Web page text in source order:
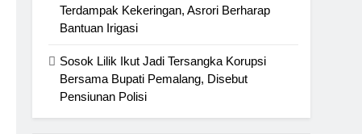
Terdampak Kekeringan, Asrori Berharap
Bantuan Irigasi
Sosok Lilik Ikut Jadi Tersangka Korupsi
Bersama Bupati Pemalang, Disebut
Pensiunan Polisi